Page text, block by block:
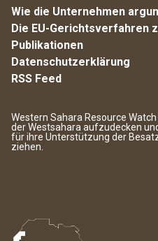
Wie die Unternehmen
Die EU-Gerichtsverfahren
Publikationen
Datenschutzerklärung
RSS Feed
Western Sahara Resource
der Westsahara aufzudecken
für ihre Unterstützung der
ziehen.